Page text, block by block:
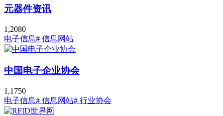
元器件资讯
1,2080
电子信息# 信息网站
中国电子企业协会
1,1750
电子信息# 信息网站# 行业协会